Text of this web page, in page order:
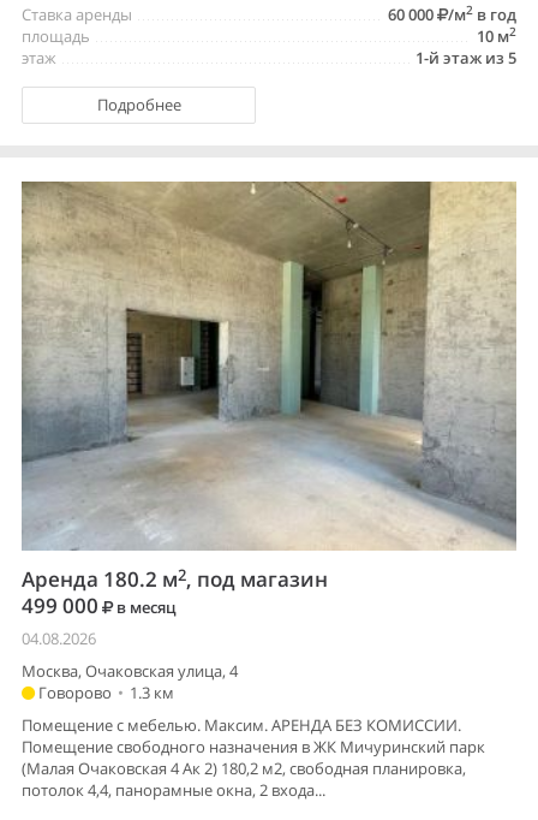
60 000
/м2 в год
Ставка аренды
10 м2
площадь
1-й этаж из 5
этаж
Подробнее
Аренда 180.2 м2, под магазин
499 000
в месяц
04.08.2026
Москва, Очаковская улица, 4
Говорово • 1.3 км
Помещение с мебелью. Максим. АРЕНДА БЕЗ КОМИССИИ.
Помещение свободного назначения в ЖК Мичуринский парк
(Малая Очаковская 4 Ак 2) 180,2 м2, свободная планировка,
потолок 4,4, панорамные окна, 2 входа...